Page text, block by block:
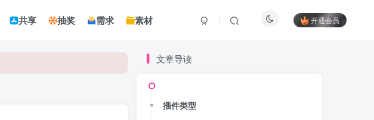
共享 抽奖 需求 素材 开通会员
文章导读
插件类型